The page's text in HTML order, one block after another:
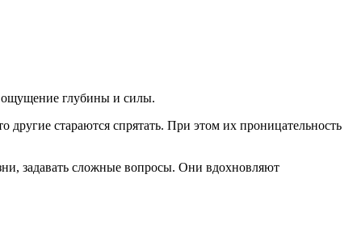
ощущение глубины и силы.
стараются спрятать. При этом их проницательность
задавать сложные вопросы. Они вдохновляют